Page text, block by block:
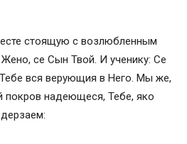
стоящую с возлюбленным
Жено, се Сын Твой. И ученику: Се
вся верующия в Него. Мы же,
покров надеющеся, Тебе, яко